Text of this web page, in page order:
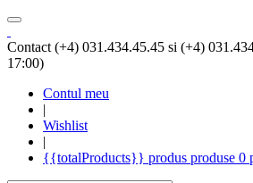
Contact (+4) 031.434.45.45 si (+4)
17:00)
Contul meu
|
Wishlist
|
{{totalProducts}} produs produse 0